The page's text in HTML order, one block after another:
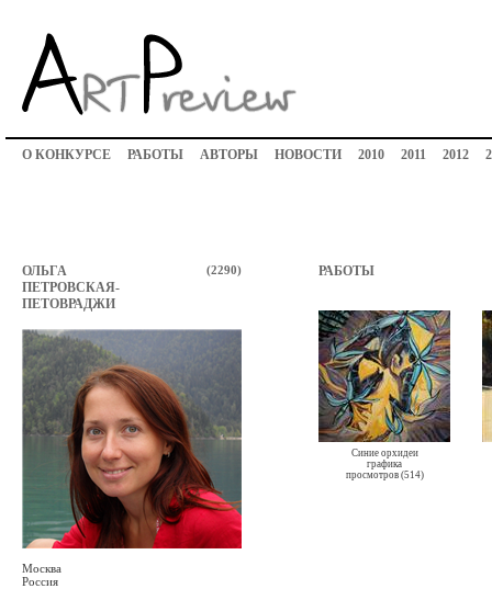
О КОНКУРСЕ РАБОТЫ АВТОРЫ НОВОСТИ 2010 2011 2012
(2290)
ОЛЬГА
ПЕТРОВСКАЯ-
ПЕТОВРАДЖИ
Москва
Россия
РАБОТЫ
Синие орхидеи
графика
просмотров (514)